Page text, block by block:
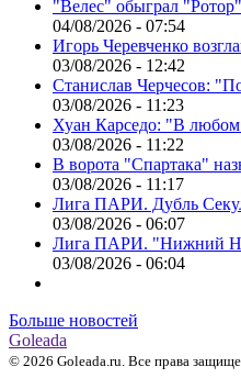
"Велес" обыграл
04/08/2026 - 07:54
Игорь Черевченко
03/08/2026 - 12:42
Станислав Черчесов:
03/08/2026 - 11:23
Хуан Карседо: "В любом
03/08/2026 - 11:22
В ворота "Спартака"
03/08/2026 - 11:17
Лига ПАРИ. Дубль
03/08/2026 - 06:07
Лига ПАРИ. "Нижний
03/08/2026 - 06:04
Больше новостей
Goleada
© 2026 Goleada.ru. Все права